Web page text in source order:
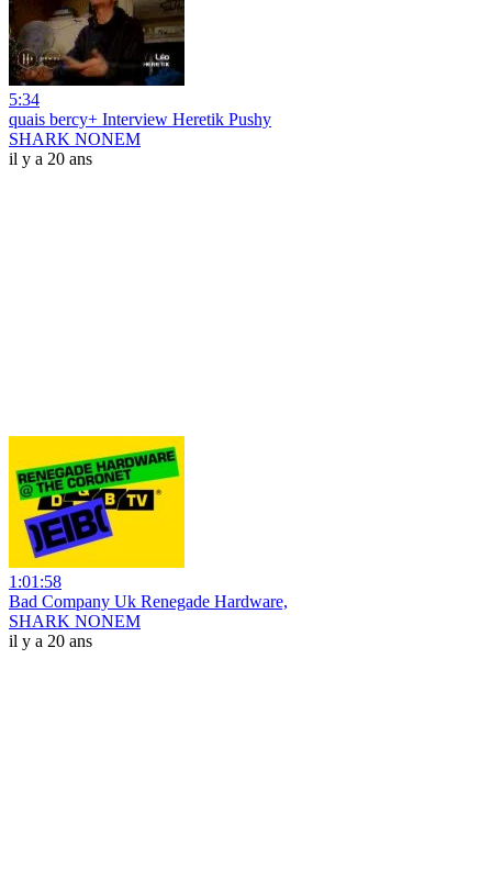
5:34
quais bercy+ Interview Heretik Pushy
SHARK NONEM
il y a 20 ans
1:01:58
Bad Company Uk Renegade Hardware,
SHARK NONEM
il y a 20 ans